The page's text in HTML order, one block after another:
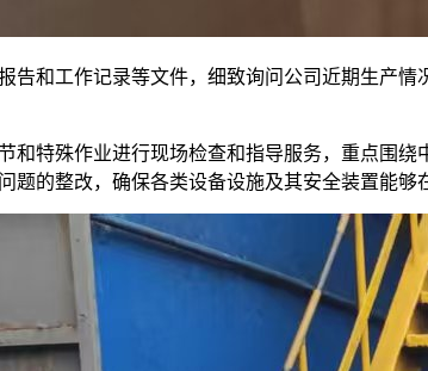
告和工作记录等文件，细致询问公司近期生产
和特殊作业进行现场检查和指导服务，重点围
的整改，确保各类设备设施及其安全装置能够